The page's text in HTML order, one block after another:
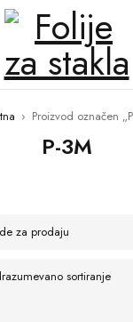
› Proizvod označen
P-3M
sortiranje
za prodaju